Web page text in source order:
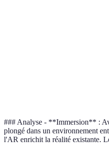
### Analyse - **Immersion** :
plongé dans un environnement
l'AR enrichit la réalité existante.